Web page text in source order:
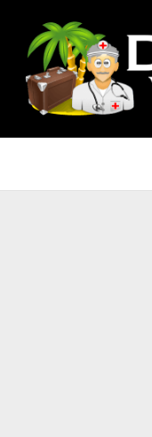
Blog Voyage